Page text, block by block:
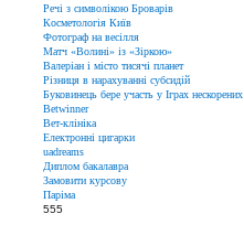
Речі з символікою Броварів
Косметологія Київ
Фотограф на весілля
Матч «Волині» із «Зіркою»
Валеріан і місто тисячі планет
Різниця в нарахуванні субсидій
Буковинець бере участь у Іграх нескорених
Betwinner
Вет-клініка
Електронні цигарки
uadreams
Диплом бакалавра
Замовити курсову
Паріма
555